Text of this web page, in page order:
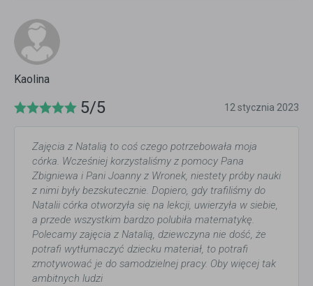
Kaolina
5/5 12 stycznia 2023
Zajęcia z Natalią to coś czego potrzebowała moja
córka. Wcześniej korzystaliśmy z pomocy Pana
Zbigniewa i Pani Joanny z Wronek, niestety próby nauki
z nimi były bezskutecznie. Dopiero, gdy trafiliśmy do
Natalii córka otworzyła się na lekcji, uwierzyła w siebie,
a przede wszystkim bardzo polubiła matematykę.
Polecamy zajęcia z Natalią, dziewczyna nie dość, że
potrafi wytłumaczyć dziecku materiał, to potrafi
zmotywować je do samodzielnej pracy. Oby więcej tak
ambitnych ludzi